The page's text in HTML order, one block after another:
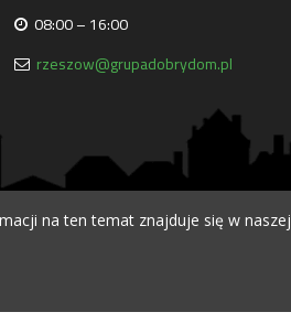
08:00 – 16:00
rzeszow@grupadobrydom.pl
na ten temat znajduje się w naszej